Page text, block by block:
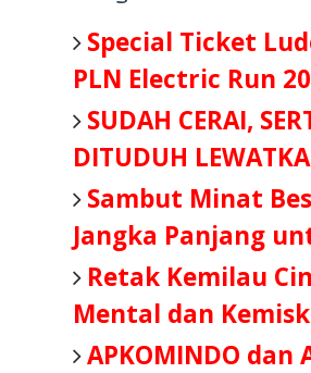
Special Ticket
PLN Electric Run
SUDAH CERAI,
DITUDUH
Sambut Minat
Jangka Panjang
Retak Kemilau
Mental dan
APKOMINDO dan